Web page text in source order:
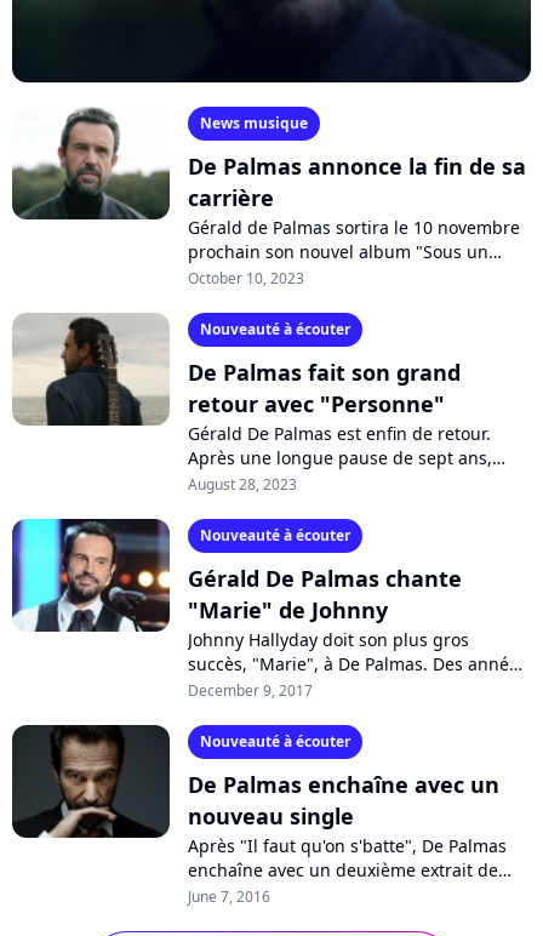
News musique
De Palmas annonce la fin de sa
carrière
Gérald de Palmas sortira le 10 novembre
prochain son nouvel album "Sous un
soleil de plomb", qui sera le dernier de sa
October 10, 2023
Nouveauté à écouter
De Palmas fait son grand
retour avec "Personne"
Gérald De Palmas est enfin de retour.
Après une longue pause de sept ans,
l'emblématique chanteur français revient
"Personne",...
August 28, 2023
Nouveauté à écouter
Gérald De Palmas chante
"Marie" de Johnny
Johnny Hallyday doit son plus gros
succès, "Marie", à De Palmas. Des années
après le tube du rockeur, l'artiste a
December 9, 2017
Nouveauté à écouter
De Palmas enchaîne avec un
nouveau single
Après "Il faut qu'on s'batte", De Palmas
enchaîne avec un deuxième extrait de
son nouvel album "La beauté du geste".
June 7, 2016